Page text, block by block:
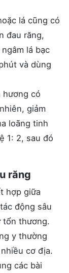
lá cũng có
đau răng,
lá bạc
và dùng
hương có
giảm
loãng tinh
1: 2, sau đó
răng
hợp giữa
động sâu
tổn thương.
y thường
cơ địa.
các bài